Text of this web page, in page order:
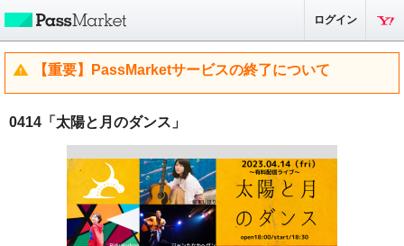
ログイン
【重要】PassMarketサービスの終了について
0414「太陽と月のダンス」